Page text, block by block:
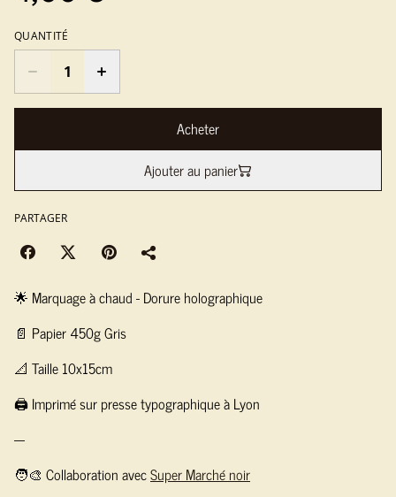
QUANTITÉ
Acheter
Ajouter au panier
PARTAGER
🌟 Marquage à chaud - Dorure holographique
📄 Papier 450g Gris
📐 Taille 10x15cm
🖨️ Imprimé sur presse typographique à Lyon
---
🧑‍🎨 Collaboration avecSuper Marché noir